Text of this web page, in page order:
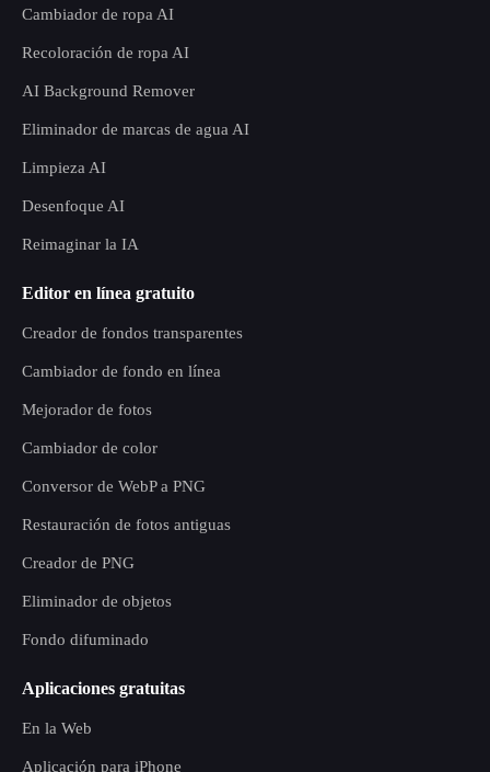
Cambiador de ropa AI
Recoloración de ropa AI
AI Background Remover
Eliminador de marcas de agua AI
Limpieza AI
Desenfoque AI
Reimaginar la IA
Editor en línea gratuito
Creador de fondos transparentes
Cambiador de fondo en línea
Mejorador de fotos
Cambiador de color
Conversor de WebP a PNG
Restauración de fotos antiguas
Creador de PNG
Eliminador de objetos
Fondo difuminado
Aplicaciones gratuitas
En la Web
Aplicación para iPhone